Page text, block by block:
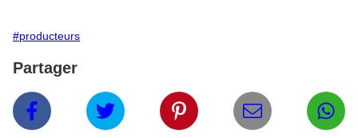
#producteurs
Partager